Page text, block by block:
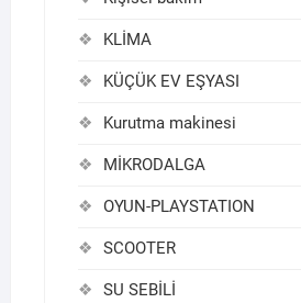
KLİMA
KÜÇÜK EV EŞYASI
Kurutma makinesi
MİKRODALGA
OYUN-PLAYSTATION
SCOOTER
SU SEBİLİ